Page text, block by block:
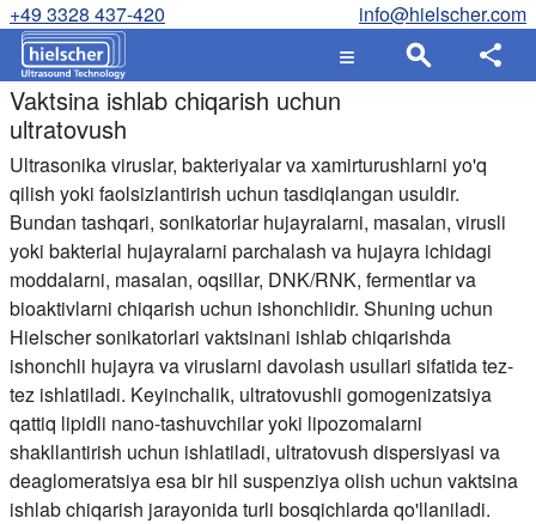
+49 3328 437-420 info@hielscher.com
Vaktsina ishlab chiqarish uchun
ultratovush
Ultrasonika viruslar, bakteriyalar va xamirturushlarni yo'q
qilish yoki faolsizlantirish uchun tasdiqlangan usuldir.
Bundan tashqari, sonikatorlar hujayralarni, masalan, virusli
yoki bakterial hujayralarni parchalash va hujayra ichidagi
moddalarni, masalan, oqsillar, DNK/RNK, fermentlar va
bioaktivlarni chiqarish uchun ishonchlidir. Shuning uchun
Hielscher sonikatorlari vaktsinani ishlab chiqarishda
ishonchli hujayra va viruslarni davolash usullari sifatida tez-
tez ishlatiladi. Keyinchalik, ultratovushli gomogenizatsiya
qattiq lipidli nano-tashuvchilar yoki lipozomalarni
shakllantirish uchun ishlatiladi, ultratovush dispersiyasi va
deaglomeratsiya esa bir hil suspenziya olish uchun vaktsina
ishlab chiqarish jarayonida turli bosqichlarda qo'llaniladi.